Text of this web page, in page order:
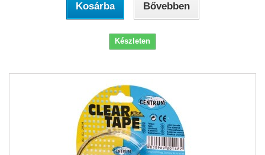
Kosárba Bővebben
Készleten